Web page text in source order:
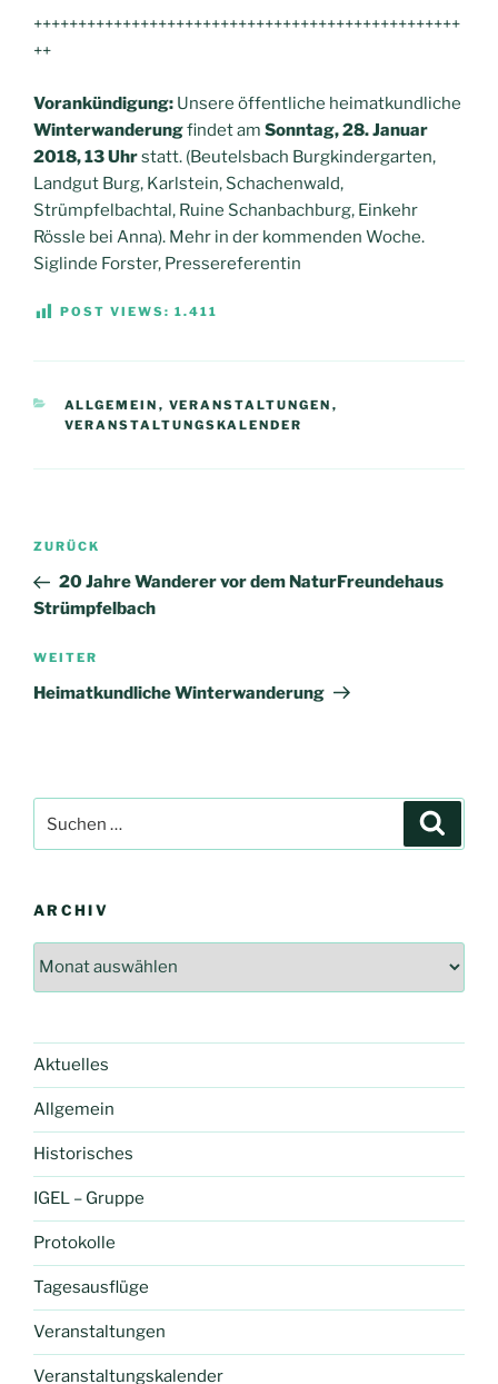
++++++++++++++++++++++++++++++++++++++++++++++++
++
Vorankündigung: Unsere öffentliche heimatkundliche
Winterwanderungfindet am Sonntag, 28. Januar
2018, 13 Uhrstatt. (Beutelsbach Burgkindergarten,
Landgut Burg, Karlstein, Schachenwald,
Strümpfelbachtal, Ruine Schanbachburg, Einkehr
Rössle bei Anna). Mehr in der kommenden Woche.
Siglinde Forster, Pressereferentin
POST VIEWS: 1.411
KATEGORIEN
ALLGEMEIN , VERANSTALTUNGEN ,
VERANSTALTUNGSKALENDER
Beitragsnavigation
Vorheriger
Beitrag
ZURÜCK
20 Jahre Wanderer vor dem NaturFreundehaus
Strümpfelbach
Nächster
Beitrag
WEITER
Heimatkundliche Winterwanderung
nach:
ARCHIV
Archiv
Aktuelles
Allgemein
Historisches
IGEL – Gruppe
Protokolle
Tagesausflüge
Veranstaltungen
Veranstaltungskalender